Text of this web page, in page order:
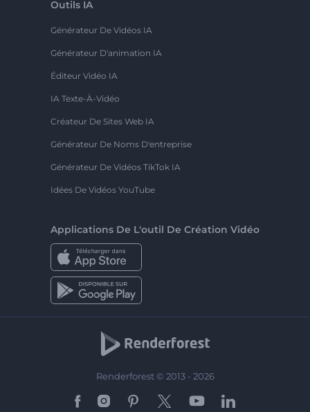
Outils IA
Générateur De Vidéos IA
Générateur D'animation IA
Éditeur Vidéo IA
IA Texte-À-Vidéo
Créateur De Sites Web IA
Générateur De Noms D'entreprise
Générateur De Vidéos TikTok IA
Idées De Vidéos YouTube
Applications De L'outil De Création Vidéo
Renderforest © 2013 - 2026